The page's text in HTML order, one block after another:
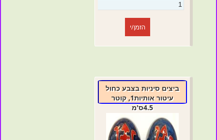
הזמן/י
ביצים סיניות בצבע כחול
עיטור אותיות1, קוטר
4.5ס'מ